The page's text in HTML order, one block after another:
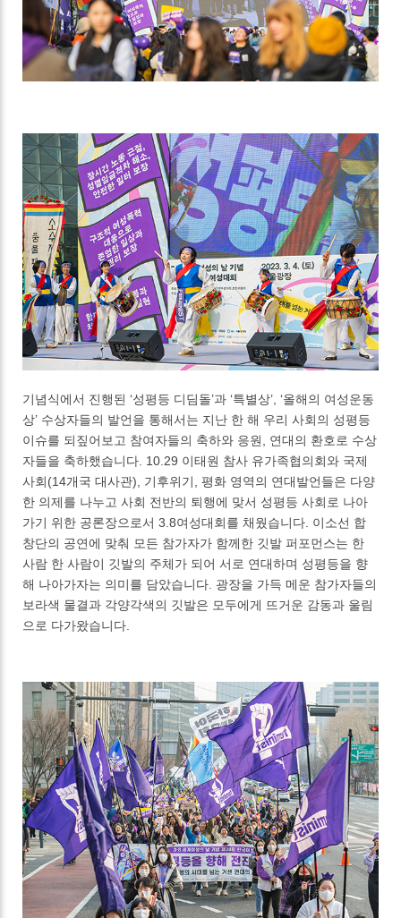
기념식에서 진행된 ‘성평등 디딤돌’과 ‘특별상’, ‘올해의 여성운동
상’ 수상자들의 발언을 통해서는 지난 한 해 우리 사회의 성평등
이슈를 되짚어보고 참여자들의 축하와 응원, 연대의 환호로 수상
자들을 축하했습니다. 10.29 이태원 참사 유가족협의회와 국제
사회(14개국 대사관), 기후위기, 평화 영역의 연대발언들은 다양
한 의제를 나누고 사회 전반의 퇴행에 맞서 성평등 사회로 나아
가기 위한 공론장으로서 3.8여성대회를 채웠습니다. 이소선 합
창단의 공연에 맞춰 모든 참가자가 함께한 깃발 퍼포먼스는 한
사람 한 사람이 깃발의 주체가 되어 서로 연대하며 성평등을 향
해 나아가자는 의미를 담았습니다. 광장을 가득 메운 참가자들의
보라색 물결과 각양각색의 깃발은 모두에게 뜨거운 감동과 울림
으로 다가왔습니다.